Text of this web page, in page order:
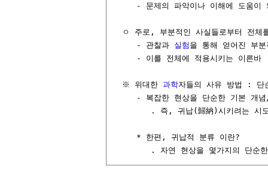
- 문제의 파악이나 이해에 도움이
ㅇ 주로, 부분적인 사실들로부터 전
     - 관찰과
실험 을 통해 얻어진 부
- 이를 전체에 적용시키는 이른바
  ※ 위대한
과학자들의 사유 방법 : 단
- 복잡한 현상을 단순한 기본 개념
. 즉, 귀납(歸納)시키려는 시
     * 한편, 귀납적 분류 이란?
. 자연 현상을 몇가지의 단순